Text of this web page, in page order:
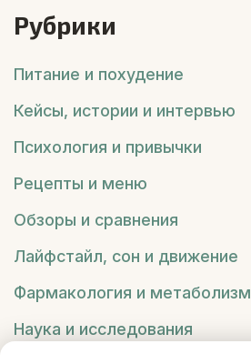
Рубрики
Питание и похудение
Кейсы, истории и интервью
Психология и привычки
Рецепты и меню
Обзоры и сравнения
Лайфстайл, сон и движение
Фармакология и метаболизм
Наука и исследования